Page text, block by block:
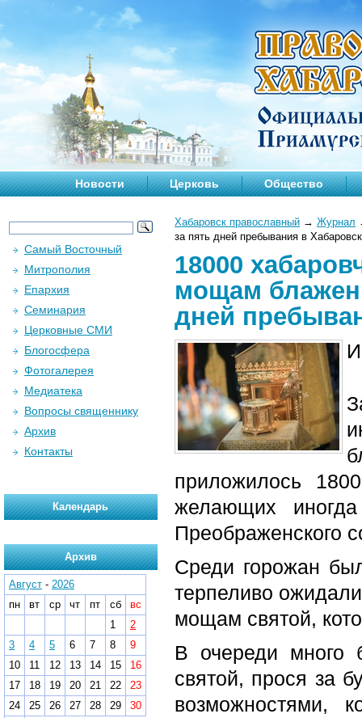
Новости Церковь Общество
Хабаровск православный → Журнал
за пять дней пребывания в
18000
мощам
дней
приложилось
желающих
Преображенского
Среди горожан
терпеливо
мощам святой,
В очереди много
святой, прося за
возможностями,
Самый Восточный
Митрополия
Епархия
Семинария
Церковные СМИ
Блогосфера
Фотогалерея
Медиатека
Вопросы священнику
Архив
Контакты
Календарь
Архив
Август - 2026
пн
вт ср чт пт сб
вс
1
2
3
4 5 6 7 8
9
10
11 12 13 14 15
16
17
18 19 20 21 22
23
24
25 26 27 28 29
30